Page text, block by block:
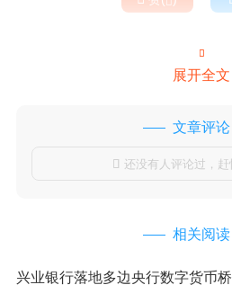

展开全文
文章评论
 还没有人评论过，赶
相关阅读
兴业银行落地多边央行数字货币